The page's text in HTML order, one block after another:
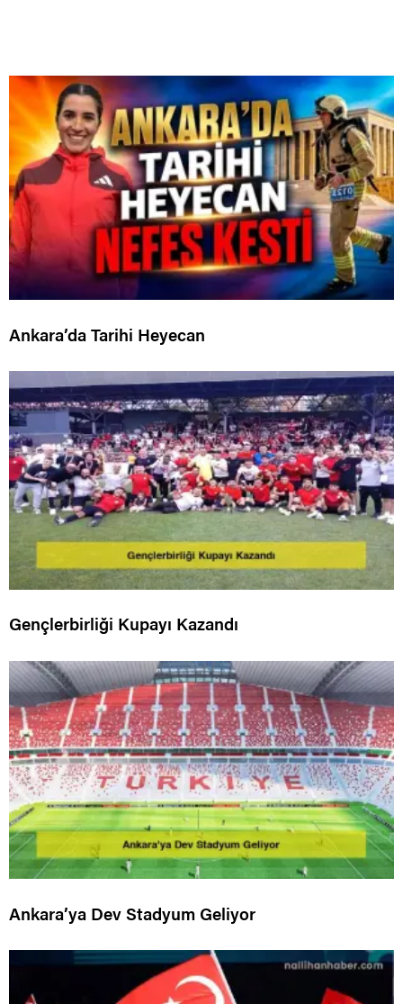
Ankara’da Tarihi Heyecan
Gençlerbirliği Kupayı Kazandı
Ankara’ya Dev Stadyum Geliyor